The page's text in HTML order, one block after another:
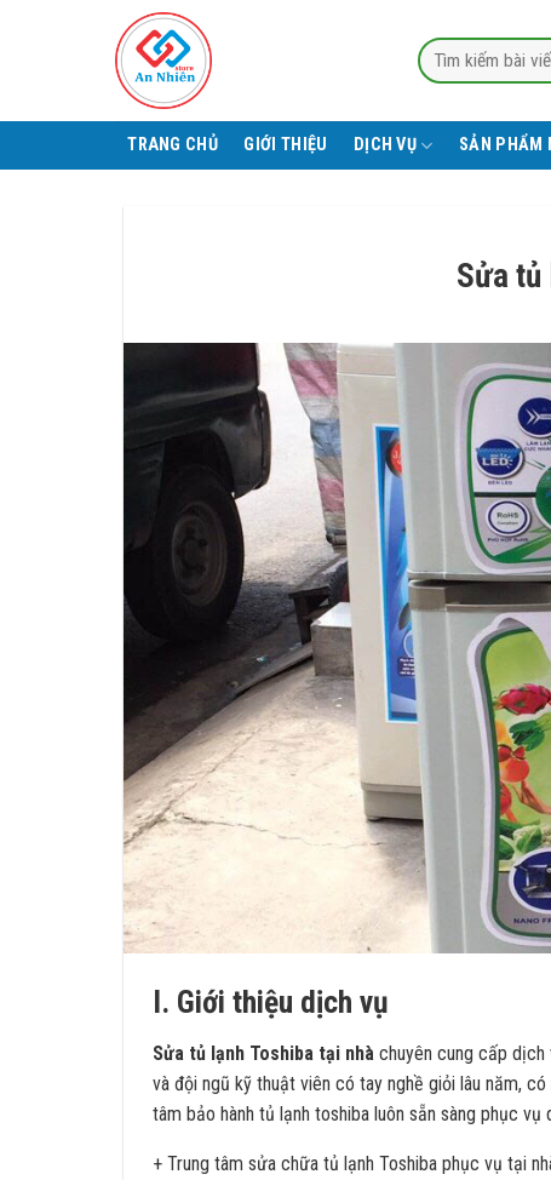
Tìm
kiếm:
TRANG CHỦ GIỚI THIỆU DỊCH VỤ SẢN PHẨM
Sửa tủ
I. Giới thiệu dịch vụ
Sửa tủ lạnh Toshiba tại nhà chuyên cung cấp dịch
và đội ngũ kỹ thuật viên có tay nghề giỏi lâu năm,
tâm bảo hành tủ lạnh toshiba luôn sẵn sàng phục vụ
+ Trung tâm sửa chữa tủ lạnh Toshiba phục vụ tại